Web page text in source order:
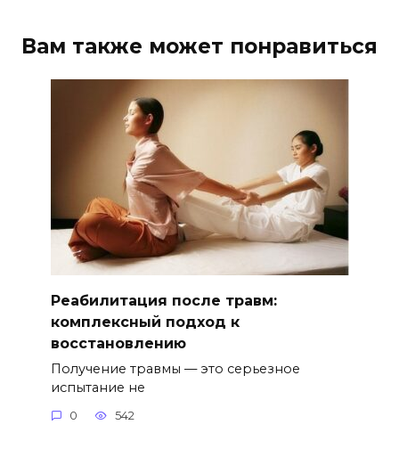
Вам также может понравиться
Реабилитация после травм:
комплексный подход к
восстановлению
Получение травмы — это серьезное
испытание не
0 542